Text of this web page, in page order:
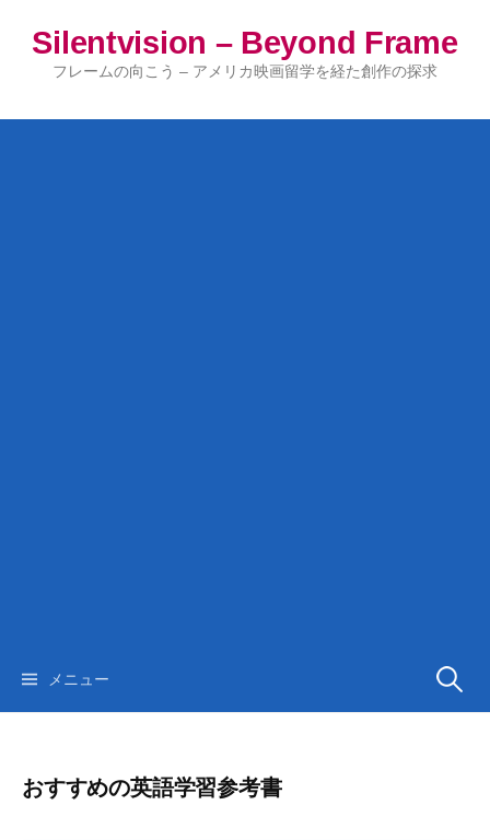
ツ
Silentvision – Beyond Frame
フレームの向こう – アメリカ映画留学を経た創作の探求
メニュー 検
おすすめの英語学習参考書